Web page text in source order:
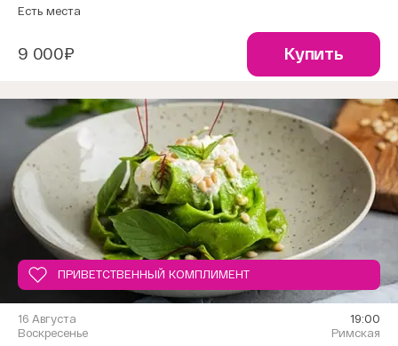
Есть места
9 000₽ Купить
ПРИВЕТСТВЕННЫЙ КОМПЛИМЕНТ
16 Августа
Воскресенье
19:00
Римская